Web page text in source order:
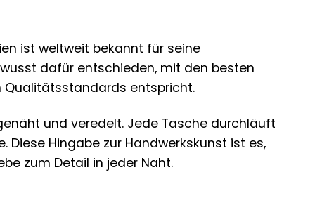
ist weltweit bekannt für seine
dafür entschieden, mit den besten
Qualitätsstandards entspricht.
und veredelt. Jede Tasche durchläuft
Hingabe zur Handwerkskunst ist es,
zum Detail in jeder Naht.